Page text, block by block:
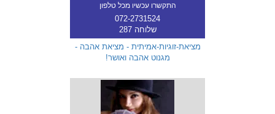
התקשרו עכשיו מכל טלפון
072-2731524
שלוחה 287
מציאת-זוגיות-אמיתית - מציאת אהבה -
מגנוט אהבה ואושר!